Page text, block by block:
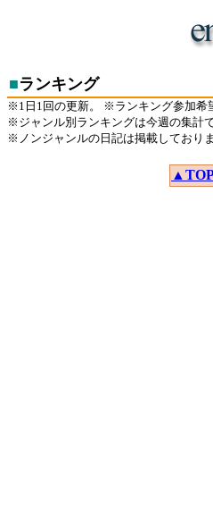
■ランキング
※1日1回の更新。 ※ランキング参加希
※ジャンル別ランキングは今週の集計
※ノンジャンルの日記は掲載しており
▲TOP